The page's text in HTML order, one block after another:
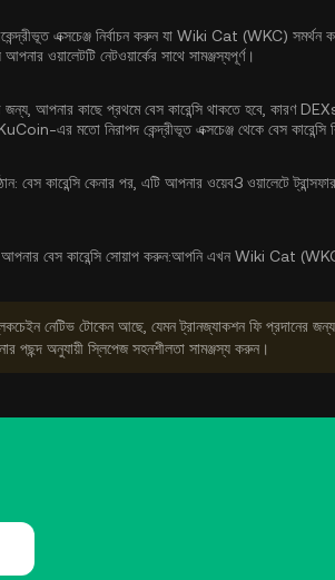
এক্সচেঞ্জ নির্বাচন করুন যা Wiki Cat (WKC)
ওয়ালেটটি নেটওয়ার্কের সাথে সামঞ্জস্যপূর্ণ।
আপনার কাছে প্রথমে বেস কারেন্সি থাকতে হবে, কারণ
এর মতো নিরাপদ কেন্দ্রীভূত এক্সচেঞ্জ থেকে বেস কারেন্সি
বেস কারেন্সি কেনার পর, এটি আপনার ওয়েব3 ওয়ালেটে
বেস কারেন্সি সোয়াপ করুন:আপনি এখন Wiki Cat
নেটিভ টোকেন আছে, যেমন ট্রানজ্যাকশন ফি প্রদানের
পছন্দ অনুযায়ী স্লিপেজ সহনশীলতা সামঞ্জস্য করুন।